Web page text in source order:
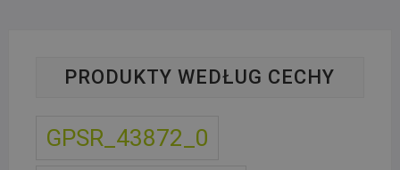
PRODUKTY WEDŁUG CECHY
GPSR_43872_0